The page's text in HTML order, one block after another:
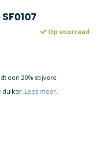
Op voorraad
een 20% stijvere
duiker. Lees meer..